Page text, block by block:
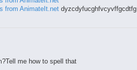
dyzcdyfucghfvcyvffgcdtfg
me how to spell that